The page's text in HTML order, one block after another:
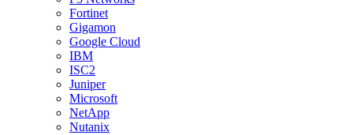
Fortinet
Gigamon
Google Cloud
IBM
ISC2
Juniper
Microsoft
NetApp
Nutanix